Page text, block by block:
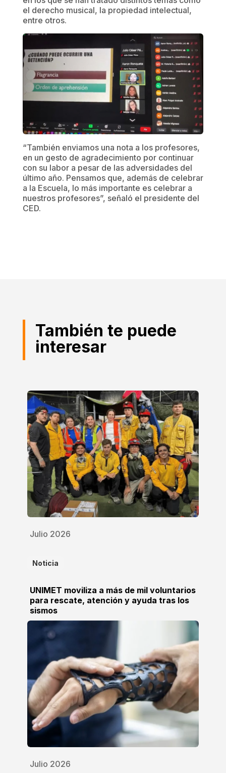
el derecho musical, la propiedad intelectual,
entre otros.
“También enviamos una nota a los profesores,
en un gesto de agradecimiento por continuar
con su labor a pesar de las adversidades del
último año. Pensamos que, además de celebrar
a la Escuela, lo más importante es celebrar a
nuestros profesores”, señaló el presidente del
CED.
También te puede
interesar
Julio 2026
Noticia
UNIMET moviliza a más de mil voluntarios
para rescate, atención y ayuda tras los
sismos
Julio 2026